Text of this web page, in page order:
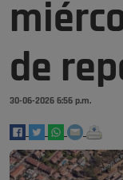
de
30-06-2026 6:56 p.m.